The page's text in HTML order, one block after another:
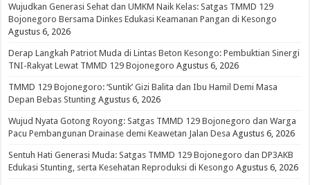
Wujudkan Generasi Sehat dan UMKM Naik Kelas: Satgas TMMD 129
Bojonegoro Bersama Dinkes Edukasi Keamanan Pangan di Kesongo
Agustus 6, 2026
Derap Langkah Patriot Muda di Lintas Beton Kesongo: Pembuktian Sinergi
TNI-Rakyat Lewat TMMD 129 Bojonegoro Agustus 6, 2026
TMMD 129 Bojonegoro: ‘Suntik’ Gizi Balita dan Ibu Hamil Demi Masa
Depan Bebas Stunting Agustus 6, 2026
Wujud Nyata Gotong Royong: Satgas TMMD 129 Bojonegoro dan Warga
Pacu Pembangunan Drainase demi Keawetan Jalan Desa Agustus 6, 2026
Sentuh Hati Generasi Muda: Satgas TMMD 129 Bojonegoro dan DP3AKB
Edukasi Stunting, serta Kesehatan Reproduksi di Kesongo Agustus 6, 2026